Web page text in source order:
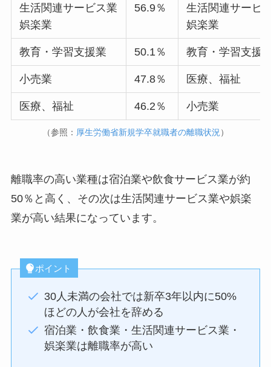
生活関連サービス業
娯楽業
56.9％
生活関連サービ
娯楽業
教育・学習支援業 50.1％ 教育・学習支援
小売業 47.8％ 医療、福祉
医療、福祉 46.2％ 小売業
（参照： 厚生労働省新規学卒就職者の離職状況）
離職率の高い業種は宿泊業や飲食サービス業が約
50％と高く、その次は生活関連サービス業や娯楽
業が高い結果になっています。
ポイント
30人未満の会社では新卒3年以内に50%
ほどの人が会社を辞める
宿泊業・飲食業・生活関連サービス業・
娯楽業は離職率が高い